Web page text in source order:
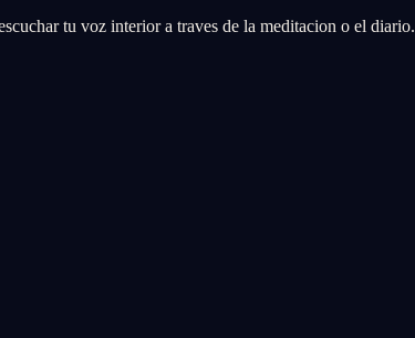
tu voz interior a traves de la meditacion o el diario.